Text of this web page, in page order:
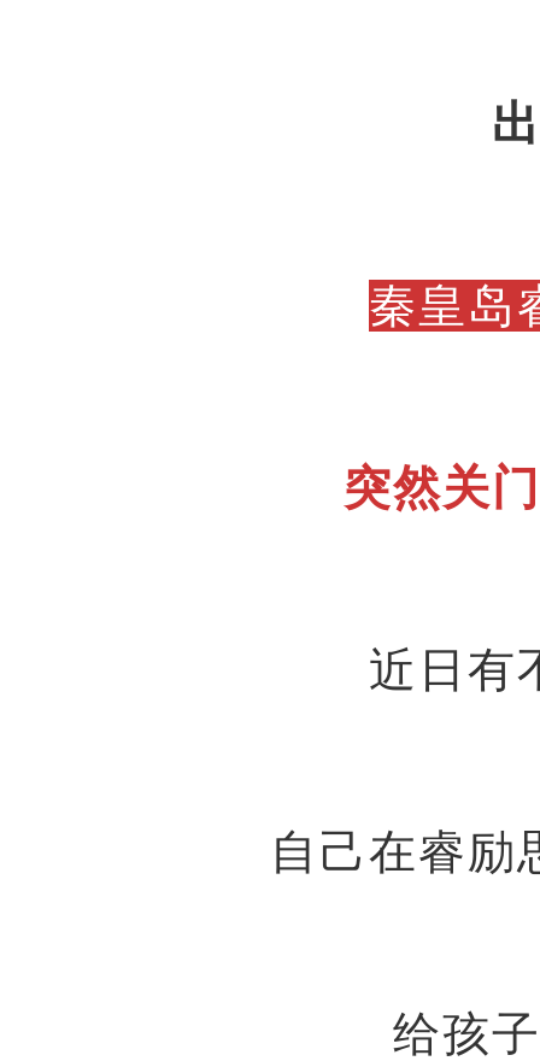
秦皇岛
突然关
近日有
自己在睿励
给孩